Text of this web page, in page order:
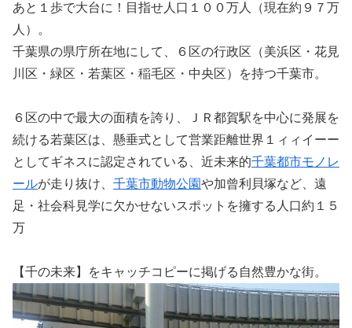
あと１歩で大台に！目指せ人口１００万人（現在約９７万
人）。
千葉県の県庁所在地にして、６区の行政区（美浜区・花見
川区・緑区・若葉区・稲毛区・中央区）を持つ千葉市。
６区の中で最大の面積を誇り、ＪＲ都賀駅を中心に発展を
続ける若葉区は、懸垂式として営業距離世界１ィィイーー
としてギネスに認定されている、近未来的千葉都市モノレ
ールが走り抜け、 千葉市動物公園や加曾利貝塚など、遠
足・社会科見学に欠かせないスポットを擁する人口約１５
万
【千の未来】をキャッチコピーに掲げる自然豊かな街。